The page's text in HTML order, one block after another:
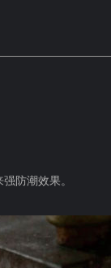
防潮效果。